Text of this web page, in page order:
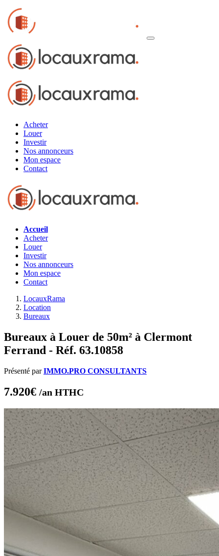
Acheter
Louer
Investir
Nos annonceurs
Mon espace
Contact
Accueil
Acheter
Louer
Investir
Nos annonceurs
Mon espace
Contact
LocauxRama
Location
Bureaux
Bureaux à Louer de 50m² à Clermont
Ferrand - Réf. 63.10858
Présenté parIMMO.PRO CONSULTANTS
7.920€ /an HTHC